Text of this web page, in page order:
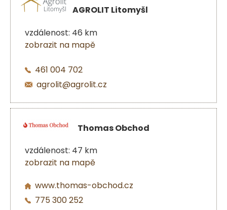
AGROLIT Litomyšl
vzdálenost: 46 km
zobrazit na mapě
461 004 702
agrolit@agrolit.cz
Thomas Obchod
vzdálenost: 47 km
zobrazit na mapě
www.thomas-obchod.cz
775 300 252